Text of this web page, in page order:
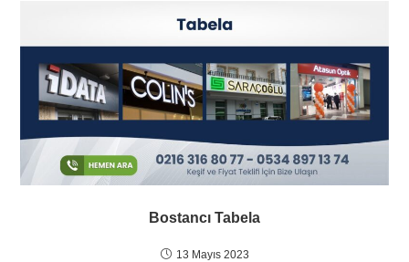
Bostancı Tabela
13 Mayıs 2023